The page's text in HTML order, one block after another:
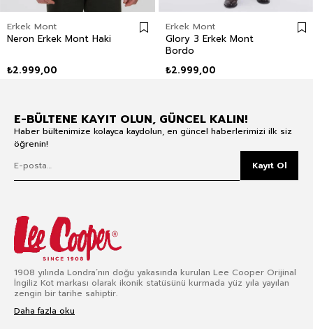
Erkek Mont
Neron Erkek Mont Haki
₺2.999,00
Erkek Mont
Glory 3 Erkek Mont
Bordo
₺2.999,00
E-BÜLTENE KAYIT OLUN, GÜNCEL KALIN!
Haber bültenimize kolayca kaydolun, en güncel haberlerimizi ilk siz
öğrenin!
Kayıt Ol
1908 yılında Londra’nın doğu yakasında kurulan Lee Cooper Orijinal
İngiliz Kot markası olarak ikonik statüsünü kurmada yüz yıla yayılan
zengin bir tarihe sahiptir.
Daha fazla oku